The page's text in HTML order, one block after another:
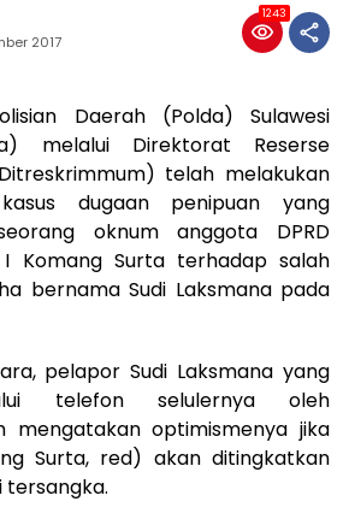
2017
1243
Daerah (Polda) Sulawesi
melalui Direktorat Reserse
telah melakukan
dugaan penipuan yang
oknum anggota DPRD
I Komang Surta terhadap salah
bernama Sudi Laksmana pada
pelapor Sudi Laksmana yang
telefon selulernya oleh
mengatakan optimismenya jika
Surta, red) akan ditingkatkan
tersangka.